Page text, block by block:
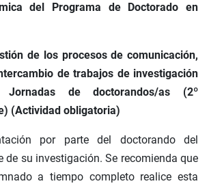
del Programa de Doctorado en
de los procesos de comunicación,
de trabajos de investigación
Jornadas de doctorandos/as (2º
(Actividad obligatoria)
por parte del doctorando del
de su investigación. Se recomienda que
a tiempo completo realice esta